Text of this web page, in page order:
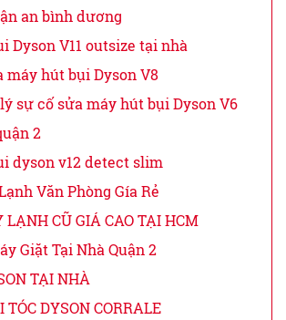
an bình dương
Dyson V11 outsize tại nhà
máy hút bụi Dyson V8
sự cố sửa máy hút bụi Dyson V6
2
dyson v12 detect slim
Văn Phòng Gía Rẻ
CŨ GIÁ CAO TẠI HCM
Giặt Tại Nhà Quận 2
TẠI NHÀ
DYSON CORRALE